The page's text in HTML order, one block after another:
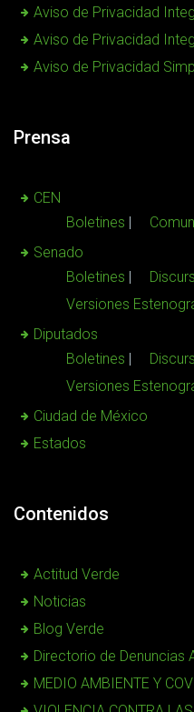
Aviso de Privacidad
Aviso de Privacidad
Aviso de Privacidad
Prensa
CEN
Boletines
Senado
Boletines
Versiones
Diputados
Boletines
Versiones
Ciudad de México
Estados
Contenidos
Actitud Verde
Noticias
Blog Verde
Directorio de Denuncias
MEDIO AMBIENTE Y